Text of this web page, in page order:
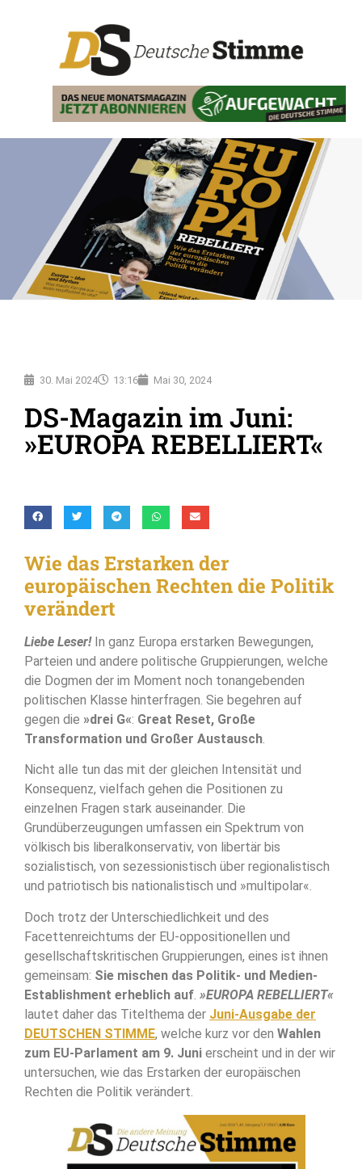
30. Mai 2024 13:16 Mai 30, 2024
DS-Magazin im Juni:
»EUROPA REBELLIERT«
Wie das Erstarken der
europäischen Rechten die Politik
verändert
Liebe Leser!In ganz Europa erstarken Bewegungen,
Parteien und andere politische Gruppierungen, welche
die Dogmen der im Moment noch tonangebenden
politischen Klasse hinterfragen. Sie begehren auf
gegen die »drei G«: Great Reset, Große
Transformation und Großer Austausch
Nicht alle tun das mit der gleichen Intensität und
Konsequenz, vielfach gehen die Positionen zu
einzelnen Fragen stark auseinander. Die
Grundüberzeugungen umfassen ein Spektrum von
völkisch bis liberalkonservativ, von libertär bis
sozialistisch, von sezessionistisch über regionalistisch
und patriotisch bis nationalistisch und »multipolar«.
Doch trotz der Unterschiedlichkeit und des
Facettenreichtums der EU-oppositionellen und
gesellschaftskritischen Gruppierungen, eines ist ihnen
gemeinsam: Sie mischen das Politik- und Medien-
Establishment erheblich auf »EUROPA REBELLIERT«
lautet daher das Titelthema der Juni-Ausgabe der
DEUTSCHEN STIMME, welche kurz vor den Wahlen
zum EU-Parlament am 9. Juni erscheint und in der wir
untersuchen, wie das Erstarken der europäischen
Rechten die Politik verändert.